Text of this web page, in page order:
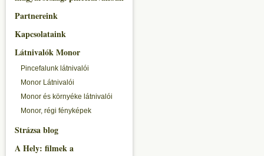
Partnereink
Kapcsolataink
Látnivalók Monor
Pincefalunk látnivalói
Monor Látnivalói
Monor és környéke látnivalói
Monor, régi fényképek
Strázsa blog
A Hely: filmek a